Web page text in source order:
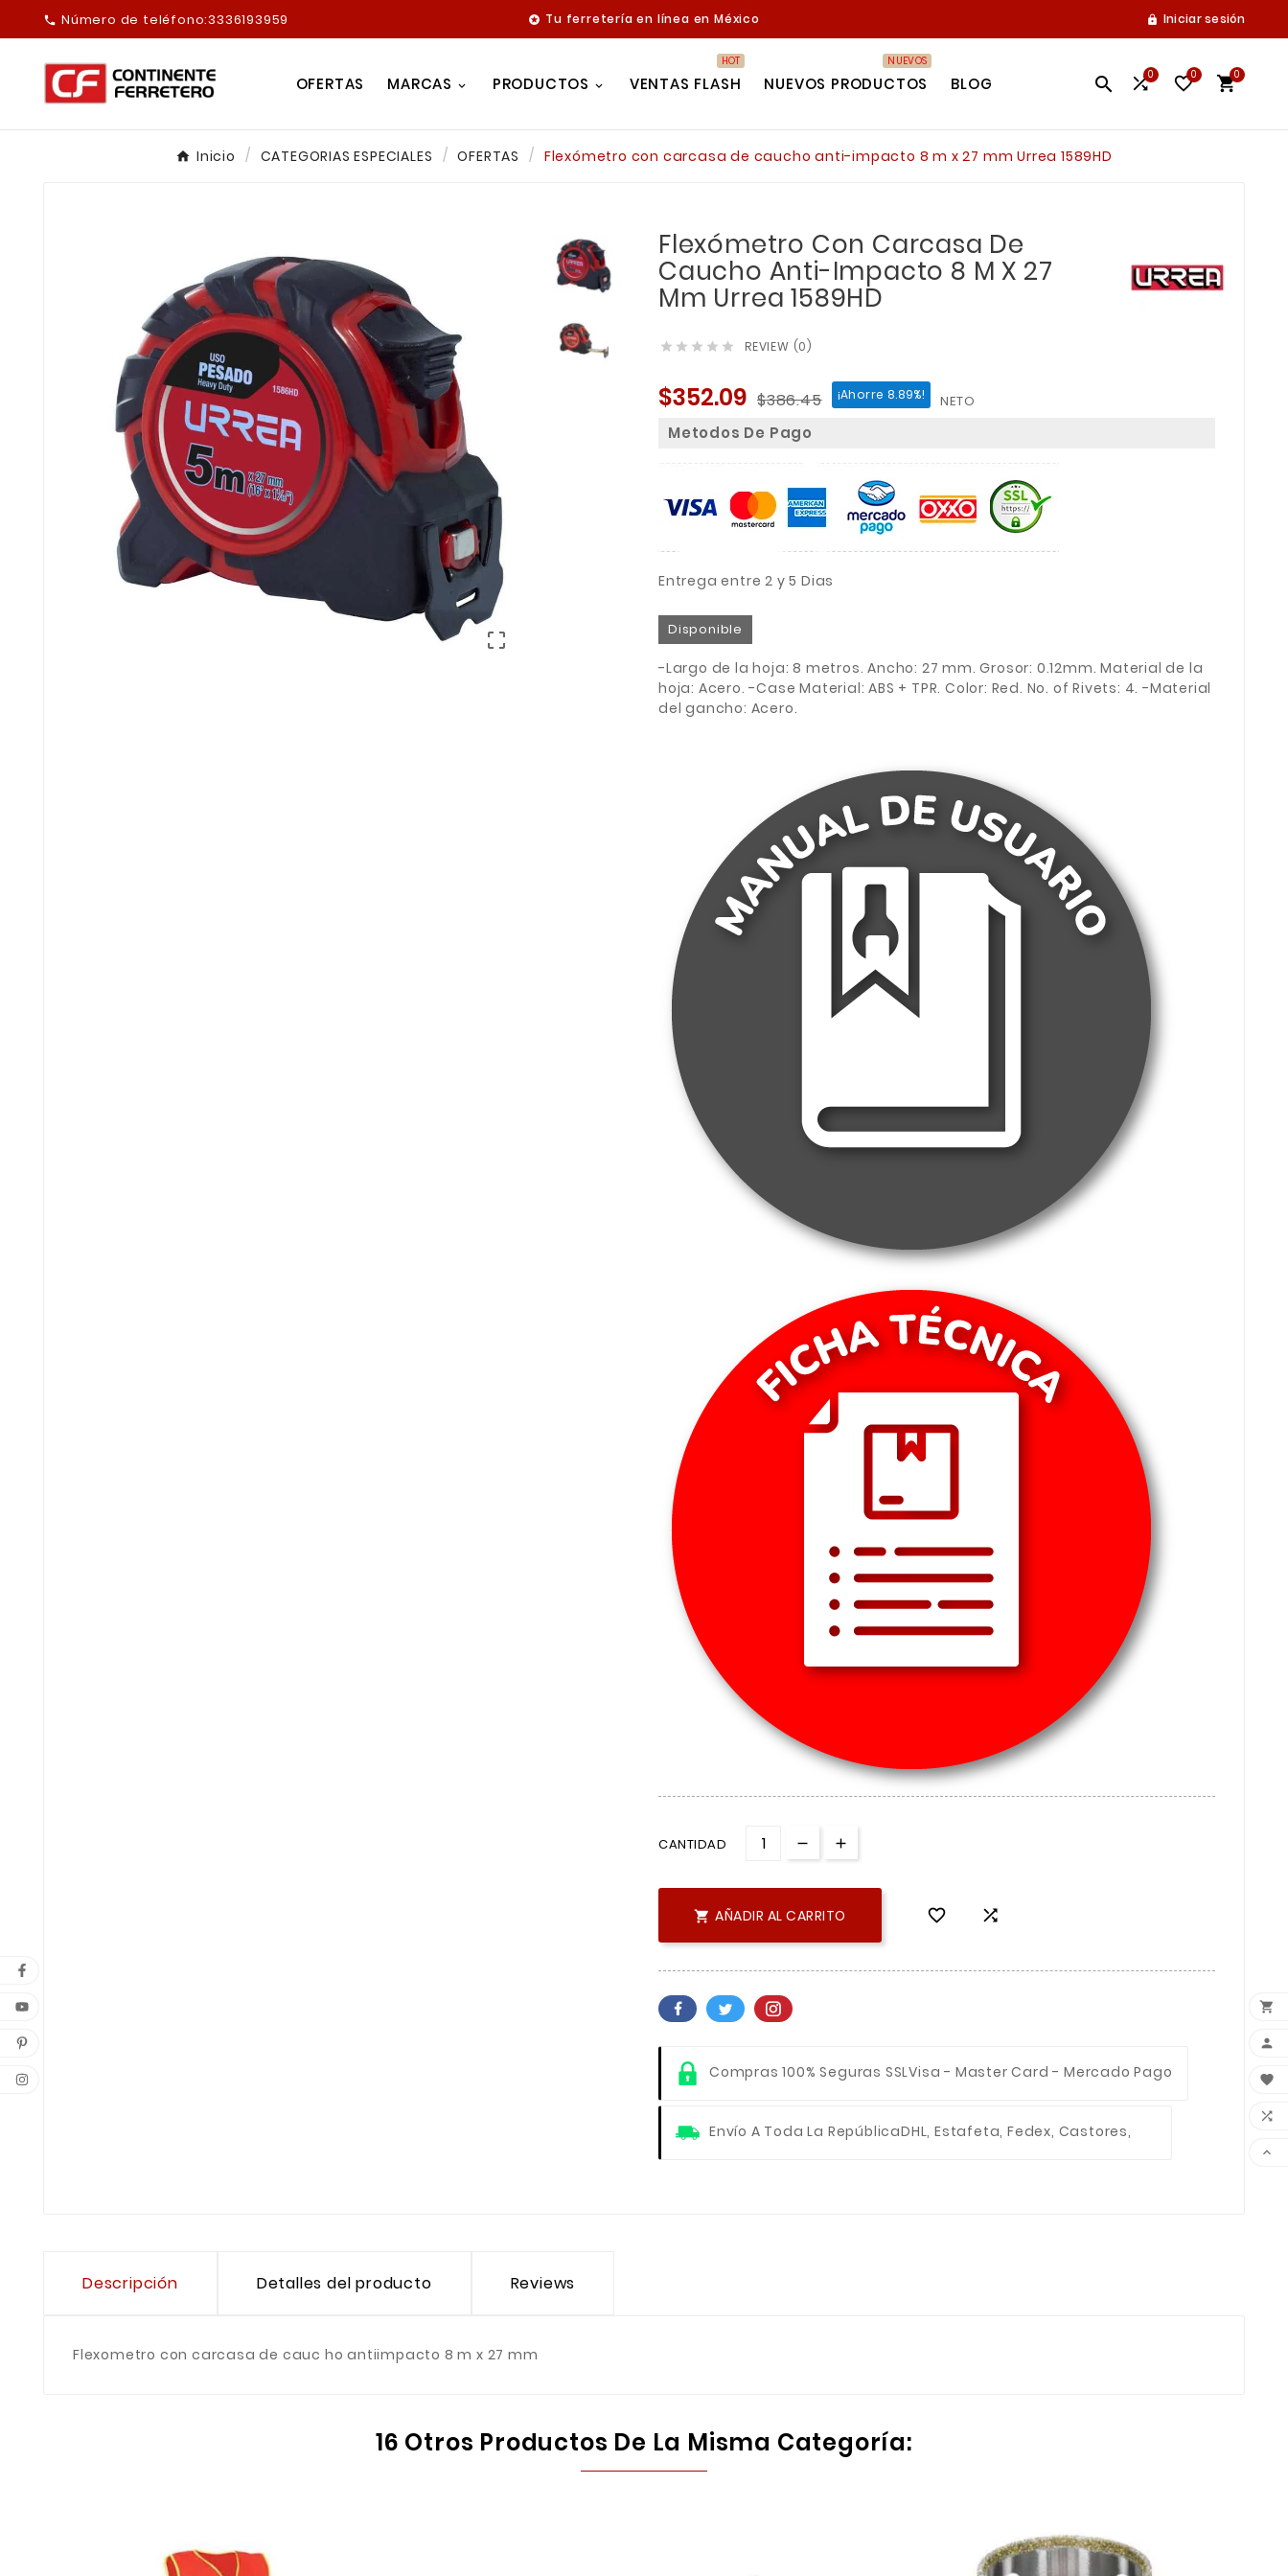
 Número de teléfono:3336193959  Tu ferretería en línea en México  Iniciar sesión
OFERTAS MARCAS PRODUCTOS VENTAS FLASH
HOT
NUEVOS PRODUCTOS
NUEVOS
BLOG  0 0 0
Inicio CATEGORIAS ESPECIALES OFERTAS Flexómetro con carcasa de caucho anti-impacto 8 m x 27 mm Urrea 1589HD

Flexómetro Con Carcasa De
Caucho Anti-Impacto 8 M X 27
Mm Urrea 1589HD
     REVIEW (0)
$352.09 $386.45 ¡Ahorre 8.89%! NETO
Metodos De Pago
Entrega entre 2 y 5 Dias
Disponible
-Largo de la hoja: 8 metros. Ancho: 27 mm. Grosor: 0.12mm. Material de la
hoja: Acero. -Case Material: ABS + TPR. Color: Red. No. of Rivets: 4. -Material
del gancho: Acero.
CANTIDAD
 AÑADIR AL CARRITO  
Compras 100% Seguras SSLVisa - Master Card - Mercado Pago
Envío A Toda La RepúblicaDHL, Estafeta, Fedex, Castores,
Descripción Detalles del producto Reviews
Flexometro con carcasa de cauc ho antiimpacto 8 m x 27 mm
16 Otros Productos De La Misma Categoría:




